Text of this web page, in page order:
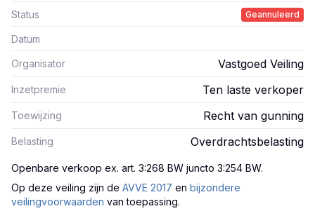
Status Geannuleerd
Datum
Organisator Vastgoed Veiling
Inzetpremie Ten laste verkoper
Toewijzing Recht van gunning
Belasting Overdrachtsbelasting
Openbare verkoop ex. art. 3:268 BW juncto 3:254 BW.
Op deze veiling zijn de AVVE 2017 en bijzondere
veilingvoorwaarden van toepassing.